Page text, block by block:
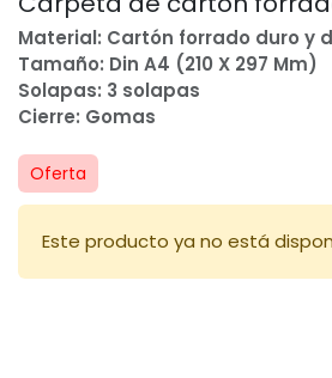
Material: Cartón forrado duro y
Tamaño: Din A4 (210 X 297 Mm)
Solapas: 3 solapas
Cierre: Gomas
Oferta
Este producto ya no está